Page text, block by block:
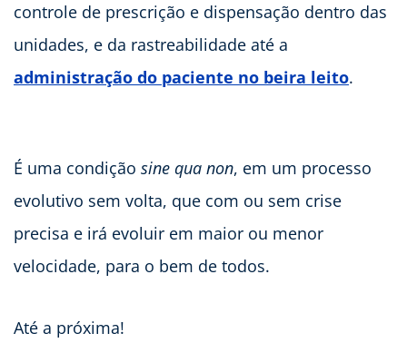
controle de prescrição e dispensação dentro das
unidades, e da rastreabilidade até a
administração do paciente no beira leito.
É uma condição sine qua non, em um processo
evolutivo sem volta, que com ou sem crise
precisa e irá evoluir em maior ou menor
velocidade, para o bem de todos.
Até a próxima!